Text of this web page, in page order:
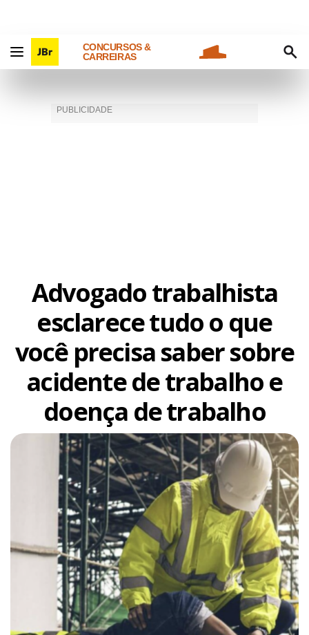
CONCURSOS &
CARREIRAS
Advogado trabalhista
esclarece tudo o que
você precisa saber sobre
acidente de trabalho e
doença de trabalho